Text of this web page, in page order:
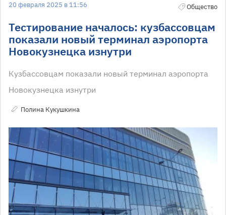
20 февраля 2025 в 11:56 Общество
Тестирование началось: кузбассовцам
показали новый терминал аэропорта
Новокузнецка изнутри
Кузбассовцам показали новый терминал аэропорта
Новокузнецка изнутри
Полина Кукушкина